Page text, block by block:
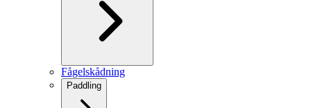
Fågelskådning
Paddling